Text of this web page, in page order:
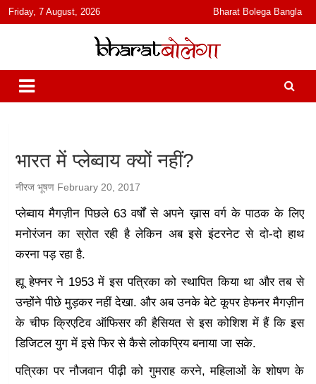
content
Friday, 7 August, 2026 Bharat Bolega Bangla
भारत बोलेगा
हिंदी में समाचार, विचार, ऑडियो, वीडियो और फ़ीचर. भारत बोलेगा हिंदी न्यूज़ वेबसाइट
India: News, Views, Info, Trends & Podcast I जानकारी भी समझदारी भी
और पॉडकास्ट
भारत में प्लेब्वाय क्यों नहीं?
नीरज भूषण February 20, 2017
प्लेब्वाय मैगज़ीन पिछले 63 वर्षों से अपने ख़ास वर्ग के पाठक के लिए
मनोरंजन का स्रोत रही है लेकिन अब इसे इंटरनेट से दो-दो हाथ
करना पड़ रहा है.
ह्यू हेफ्नर ने 1953 में इस पत्रिका को स्थापित किया था और तब से
उन्होंने पीछे मुड़कर नहीं देखा. और अब उनके बेटे कूपर हेफनर मैगज़ीन
के चीफ क्रिएटिव ऑफिसर की हैसियत से इस कोशिश में हैं कि इस
डिजिटल युग में इसे फिर से कैसे लोकप्रिय बनाया जा सके.
पत्रिका पर नौजवान पीढ़ी को गुमराह करने, महिलाओं के शोषण के